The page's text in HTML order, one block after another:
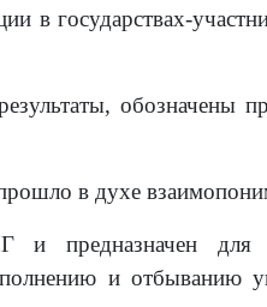
в государствах-
обозначены
в духе
предназначен для
и отбыванию